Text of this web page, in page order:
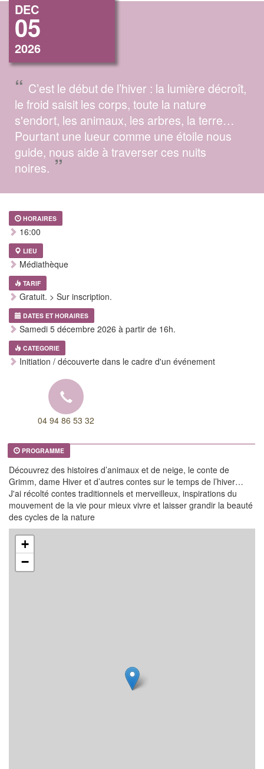
DEC
05
2026
“ C’est le début de l’hiver : la lumière décroît,
le froid saisit les corps, toute la nature
s'endort, les animaux, les arbres, la terre…
Pourtant une lueur comme une étoile nous
guide, nous aide à traverser ces nuits
noires. ”
HORAIRES
16:00
LIEU
Médiathèque
TARIF
Gratuit. > Sur inscription.
DATES ET HORAIRES
Samedi 5 décembre 2026 à partir de 16h.
CATEGORIE
Initiation / découverte dans le cadre d'un événement
04 94 86 53 32
PROGRAMME
Découvrez des histoires d’animaux et de neige, le conte de
Grimm, dame Hiver et d’autres contes sur le temps de l’hiver…
J'ai récolté contes traditionnels et merveilleux, inspirations du
mouvement de la vie pour mieux vivre et laisser grandir la beauté
des cycles de la nature
+
−